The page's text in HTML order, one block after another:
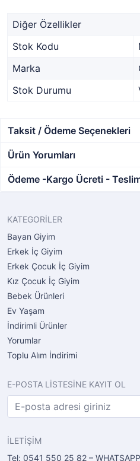
Diğer Özellikler
Stok Kodu
Marka
Stok Durumu
Taksit / Ödeme Seçenekleri
Ürün Yorumları
Ödeme -Kargo Ücreti -
KATEGORİLER
Bayan Giyim
Erkek İç Giyim
Erkek Çocuk İç Giyim
Kız Çocuk İç Giyim
Bebek Ürünleri
Ev Yaşam
İndirimli Ürünler
Yorumlar
Toplu Alım İndirimi
E-POSTA LİSTESİNE KAYIT OL
İLETİŞİM
Tel: 0541 550 25 82 –